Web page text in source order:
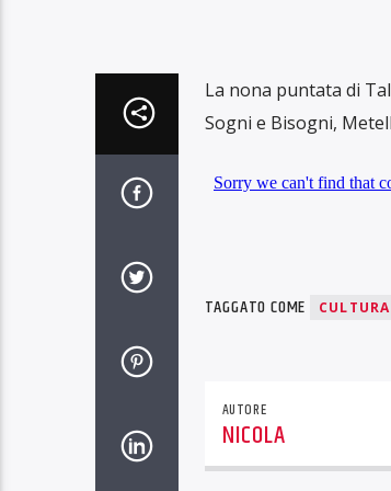
La nona puntata di
Sogni e Bisogni,
TAGGATO COME CULTURA
AUTORE
NICOLA